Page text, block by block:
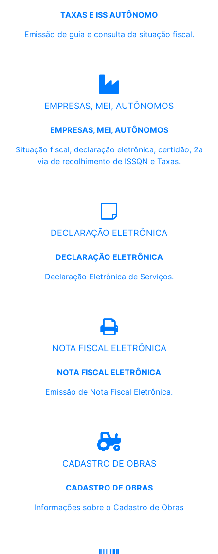
TAXAS E ISS AUTÔNOMO
Emissão de guia e consulta da situação fiscal.
EMPRESAS, MEI, AUTÔNOMOS
EMPRESAS, MEI, AUTÔNOMOS
Situação fiscal, declaração eletrônica, certidão, 2a
via de recolhimento de ISSQN e Taxas.
DECLARAÇÃO ELETRÔNICA
DECLARAÇÃO ELETRÔNICA
Declaração Eletrônica de Serviços.
NOTA FISCAL ELETRÔNICA
NOTA FISCAL ELETRÔNICA
Emissão de Nota Fiscal Eletrônica.
CADASTRO DE OBRAS
CADASTRO DE OBRAS
Informações sobre o Cadastro de Obras